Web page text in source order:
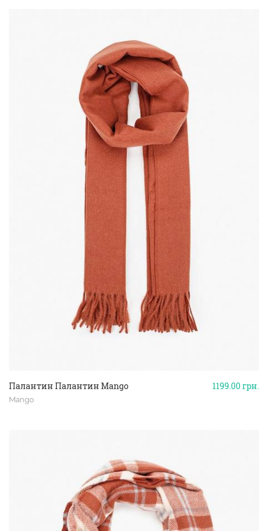
1199.00грн.
Палантин Палантин Mango
Mango